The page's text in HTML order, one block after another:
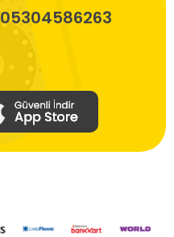
05304586263